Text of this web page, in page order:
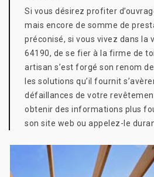
Si vous désirez profiter
mais encore de somme de
préconisé, si vous vivez dans la
64190, de se fier à la firme de
artisan s’est forgé son renom
les solutions qu’il fournit
défaillances de votre
obtenir des informations plus
son site web ou appelez-le